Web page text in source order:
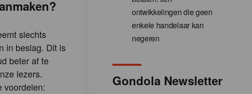
slechts
in beslag. Dit is
beter af te
lezers.
voordelen:
ontwikkelingen die geen
enkele handelaar kan
negeren
Gondola Newsletter